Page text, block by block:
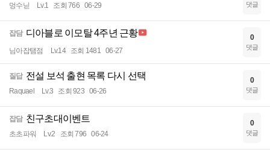
멍수닏 Lv.1 조회 766 06-29 댓글
잡담 디아블로 이모탈 4주년 근황
님아잡탬점 Lv.14 조회 1481 06-27
0
댓글
질답 전설 보석 출현 목록 다시 선택
Raquael Lv.3 조회 923 06-26
0
댓글
잡담 친구초대이벤트
초초파워 Lv.2 조회 796 06-24
0
댓글